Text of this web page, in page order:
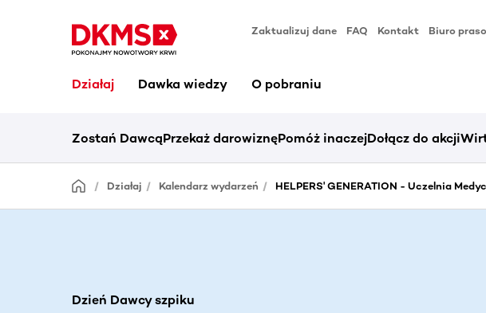
Zaktualizuj dane FAQ Kontakt Biuro
Działaj Dawka wiedzy O pobraniu
Zostań DawcąPrzekaż darowiznęPomóż inaczejDołącz do akcji
Działaj Kalendarz wydarzeń HELPERS' GENERATION - Uczelnia
Dzień Dawcy szpiku